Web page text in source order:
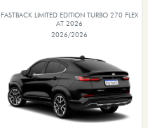
FASTBACK LIMITED EDITION TURBO 270 FLEX
AT 2026
2026/2026